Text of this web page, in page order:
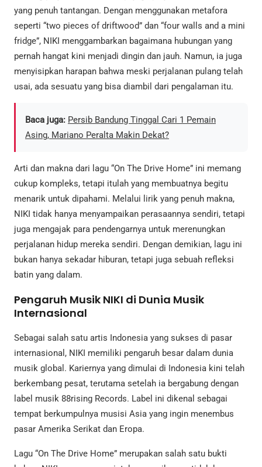
yang penuh tantangan. Dengan menggunakan metafora
seperti “two pieces of driftwood” dan “four walls and a mini
fridge”, NIKI menggambarkan bagaimana hubungan yang
pernah hangat kini menjadi dingin dan jauh. Namun, ia juga
menyisipkan harapan bahwa meski perjalanan pulang telah
usai, ada sesuatu yang bisa diambil dari pengalaman itu.
Baca juga: Persib Bandung Tinggal Cari 1 Pemain
Asing, Mariano Peralta Makin Dekat?
Arti dan makna dari lagu “On The Drive Home” ini memang
cukup kompleks, tetapi itulah yang membuatnya begitu
menarik untuk dipahami. Melalui lirik yang penuh makna,
NIKI tidak hanya menyampaikan perasaannya sendiri, tetapi
juga mengajak para pendengarnya untuk merenungkan
perjalanan hidup mereka sendiri. Dengan demikian, lagu ini
bukan hanya sekadar hiburan, tetapi juga sebuah refleksi
batin yang dalam.
Pengaruh Musik NIKI di Dunia Musik
Internasional
Sebagai salah satu artis Indonesia yang sukses di pasar
internasional, NIKI memiliki pengaruh besar dalam dunia
musik global. Kariernya yang dimulai di Indonesia kini telah
berkembang pesat, terutama setelah ia bergabung dengan
label musik 88rising Records. Label ini dikenal sebagai
tempat berkumpulnya musisi Asia yang ingin menembus
pasar Amerika Serikat dan Eropa.
Lagu “On The Drive Home” merupakan salah satu bukti